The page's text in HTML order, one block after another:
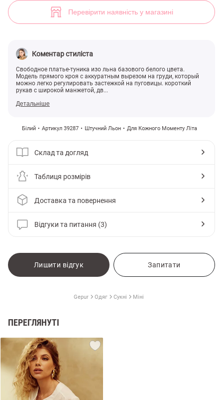
Перевірити наявність у магазині
Коментар стиліста
Свободное платье-туника изо льна базового белого цвета.
Модель прямого кроя с аккуратным вырезом на груди, который
можно легко регулировать застежкой на пуговицы. короткий
рукав с широкой манжетой, дв...
Детальніше
Білий Артикул 39287 Штучний Льон Для Кожного Моменту Літа
Склад та догляд
Таблиця розмірів
Доставка та повернення
Відгуки та питання (3)
Лишити відгук Запитати
Gepur Одяг Сукні Міні
ПЕРЕГЛЯНУТІ
(арт. 39287) ♡ інтернет-магазин Gepur